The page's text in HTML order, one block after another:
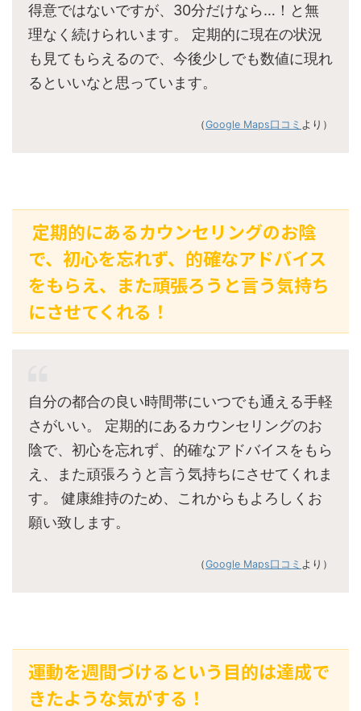
得意ではないですが、30分だけなら…！と無
理なく続けられいます。 定期的に現在の状況
も見てもらえるので、今後少しでも数値に現れ
るといいなと思っています。
（Google Maps口コミ より）
定期的にあるカウンセリングのお陰
で、初心を忘れず、的確なアドバイス
をもらえ、また頑張ろうと言う気持ち
にさせてくれる！
自分の都合の良い時間帯にいつでも通える手軽
さがいい。 定期的にあるカウンセリングのお
陰で、初心を忘れず、的確なアドバイスをもら
え、また頑張ろうと言う気持ちにさせてくれま
す。 健康維持のため、これからもよろしくお
願い致します。
（Google Maps口コミ より）
運動を週間づけるという目的は達成で
きたような気がする！